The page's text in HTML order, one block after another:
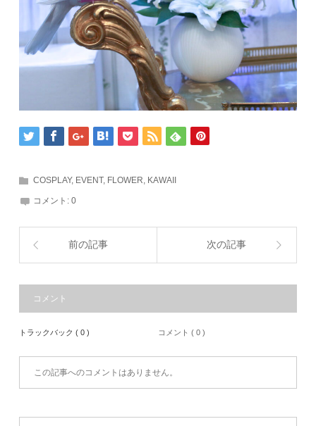
COSPLAY, EVENT, FLOWER, KAWAII
コメント:0
前の記事 次の記事
コメント
トラックバック ( 0 ) コメント ( 0 )
この記事へのコメントはありません。